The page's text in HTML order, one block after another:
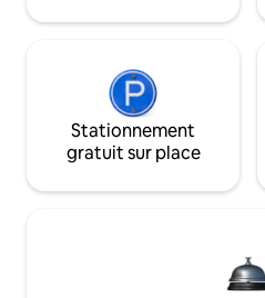
Stationnement
gratuit sur place